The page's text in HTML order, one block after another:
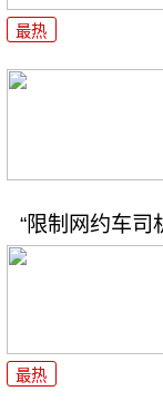
最热
“限制网约车司
最热